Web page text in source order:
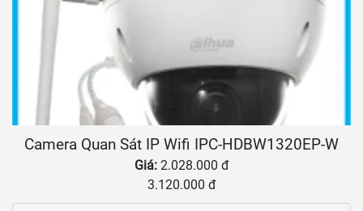
Camera Quan Sát IP Wifi IPC-HDBW1320EP-W
Giá: 2.028.000 đ
3.120.000 đ